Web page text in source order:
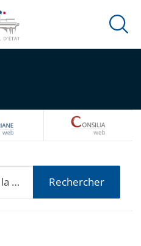
Ouvrir
ARIANEWEB
Rechercher